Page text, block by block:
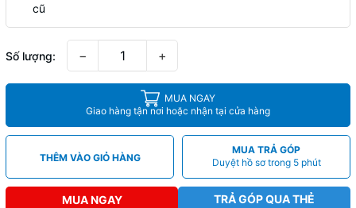
cũ
Số lượng: − +
MUA NGAY
Giao hàng tận nơi hoặc nhận tại cửa hàng
THÊM VÀO GIỎ HÀNG
MUA TRẢ GÓP
Duyệt hồ sơ trong 5 phút
MUA NGAY TRẢ GÓP QUA THẺ